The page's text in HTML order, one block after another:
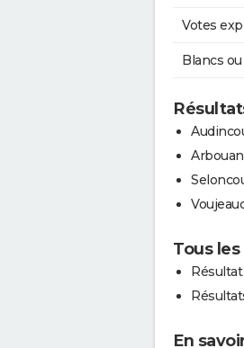
Votes
Blancs
Tous
En